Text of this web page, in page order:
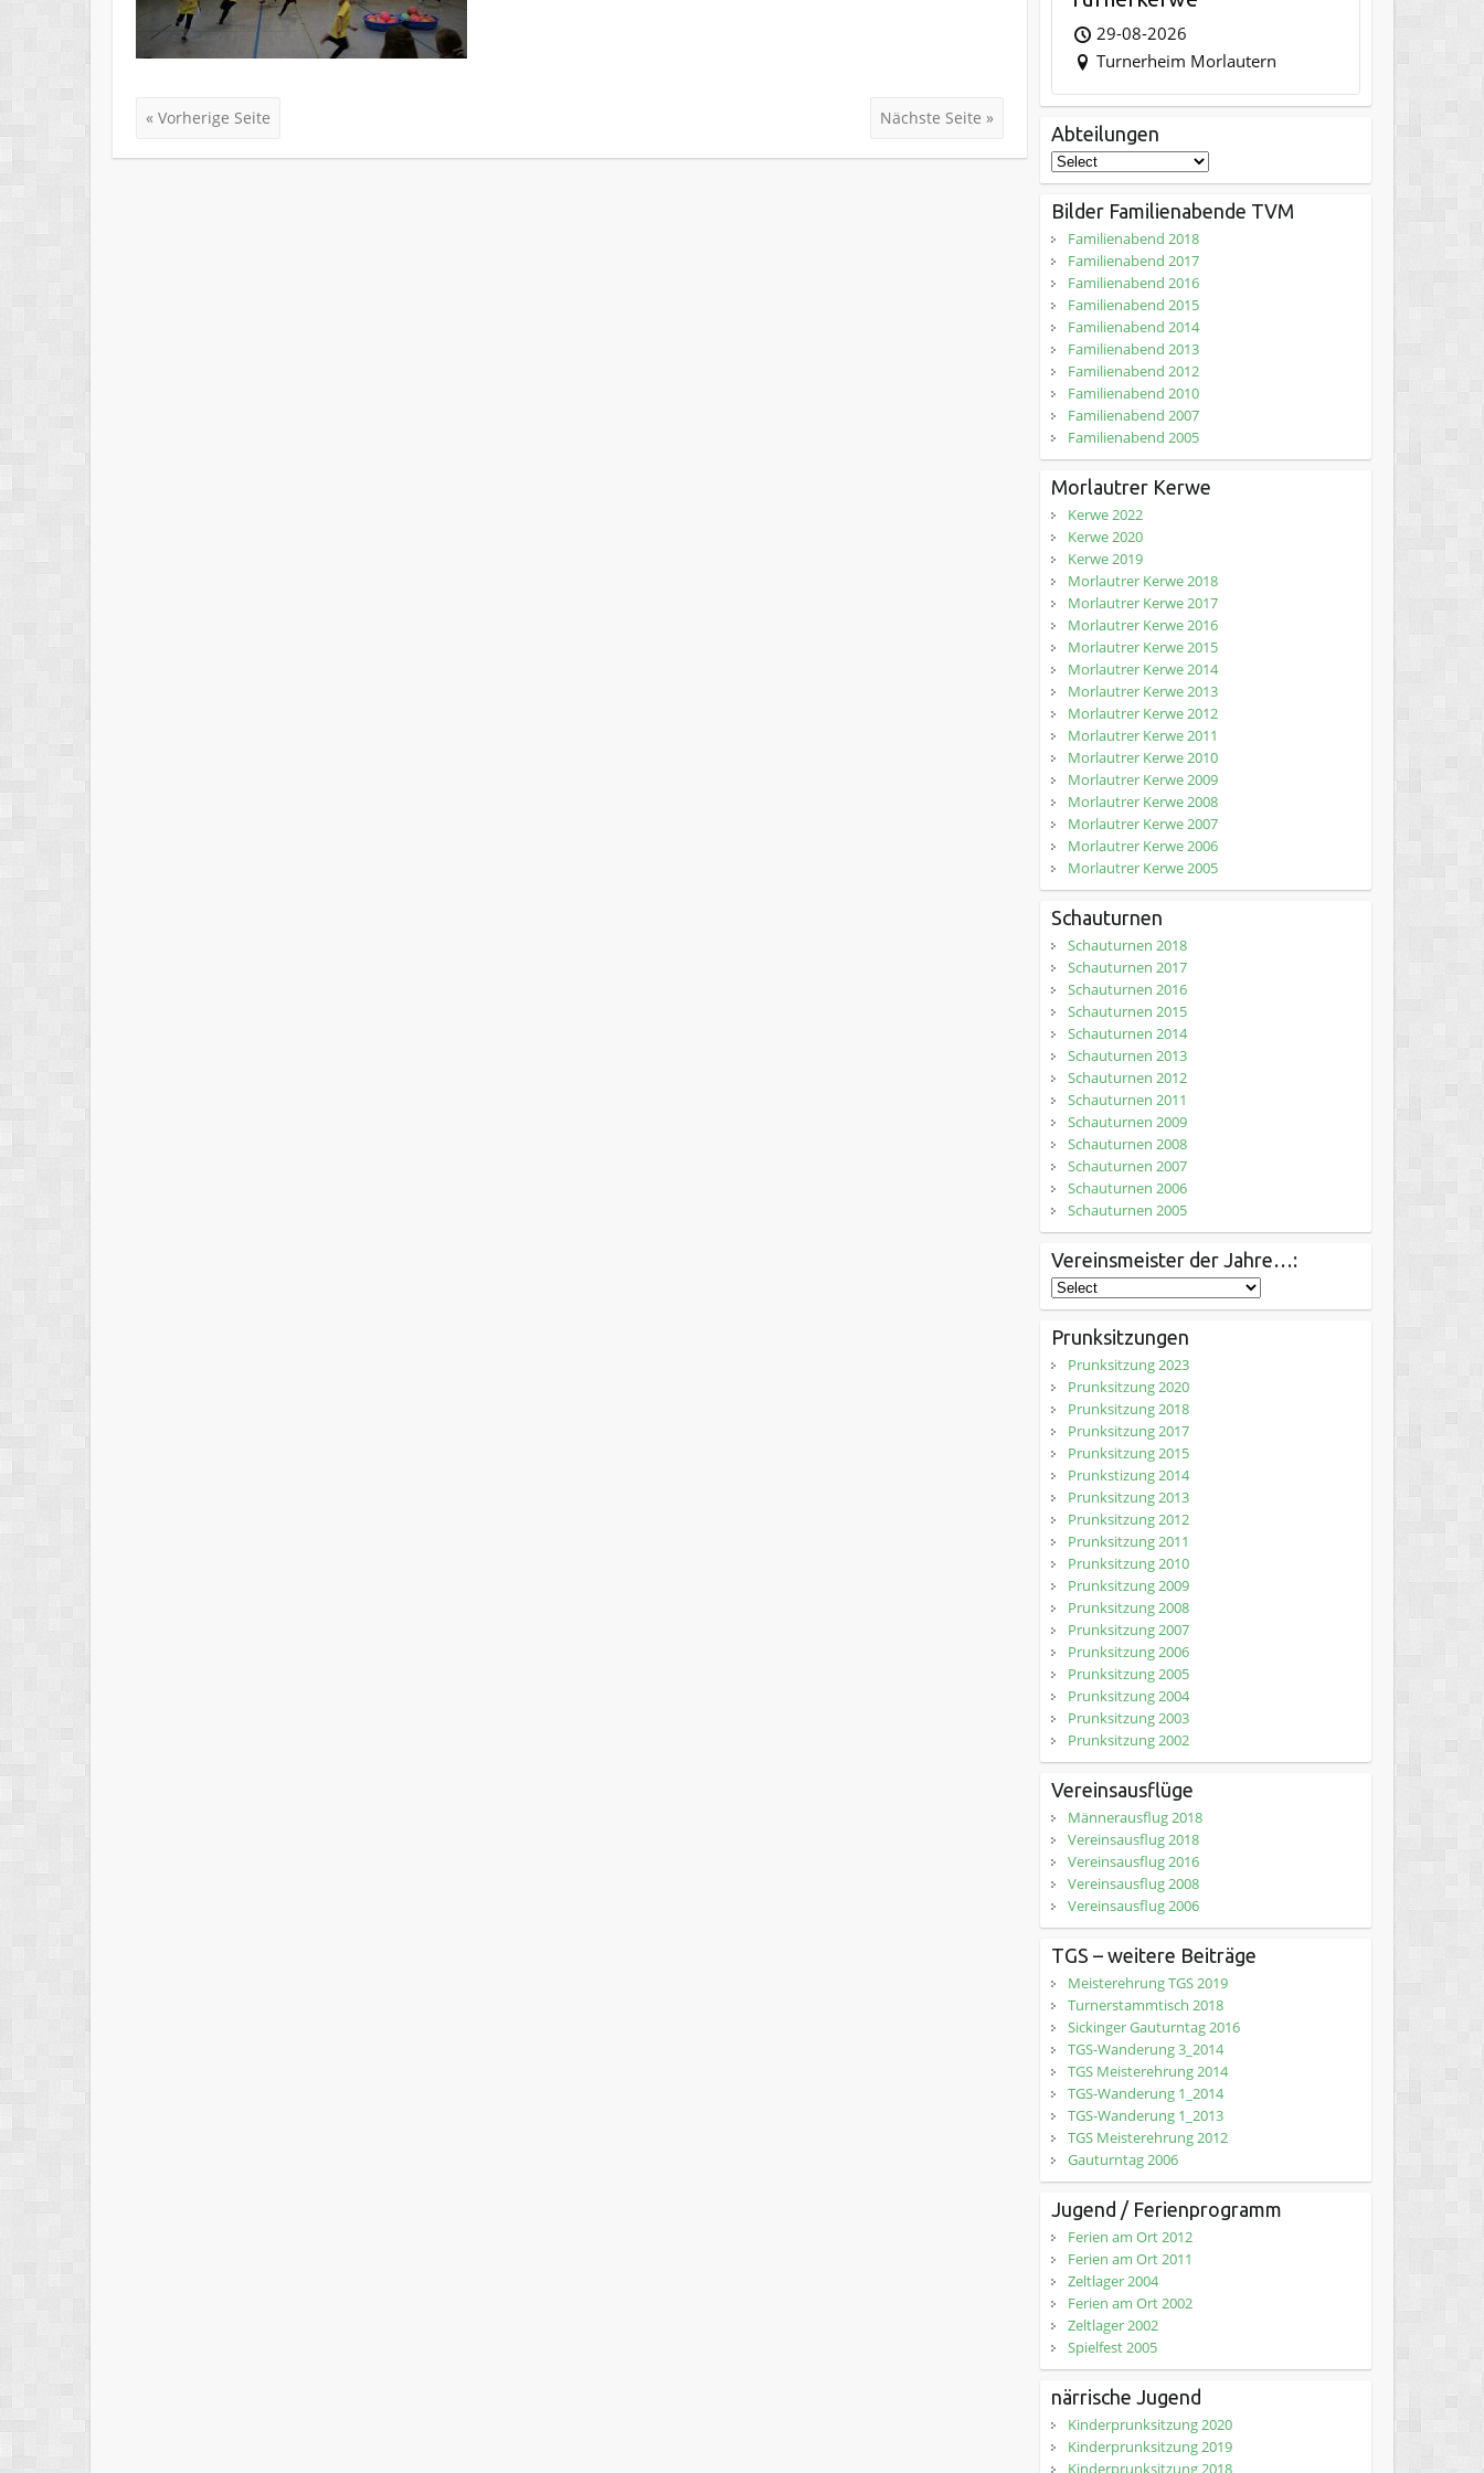
« Vorherige Seite Nächste Seite »
29-08-2026
Turnerheim Morlautern
Abteilungen
Bilder Familienabende TVM
Familienabend 2018
Familienabend 2017
Familienabend 2016
Familienabend 2015
Familienabend 2014
Familienabend 2013
Familienabend 2012
Familienabend 2010
Familienabend 2007
Familienabend 2005
Morlautrer Kerwe
Kerwe 2022
Kerwe 2020
Kerwe 2019
Morlautrer Kerwe 2018
Morlautrer Kerwe 2017
Morlautrer Kerwe 2016
Morlautrer Kerwe 2015
Morlautrer Kerwe 2014
Morlautrer Kerwe 2013
Morlautrer Kerwe 2012
Morlautrer Kerwe 2011
Morlautrer Kerwe 2010
Morlautrer Kerwe 2009
Morlautrer Kerwe 2008
Morlautrer Kerwe 2007
Morlautrer Kerwe 2006
Morlautrer Kerwe 2005
Schauturnen
Schauturnen 2018
Schauturnen 2017
Schauturnen 2016
Schauturnen 2015
Schauturnen 2014
Schauturnen 2013
Schauturnen 2012
Schauturnen 2011
Schauturnen 2009
Schauturnen 2008
Schauturnen 2007
Schauturnen 2006
Schauturnen 2005
Vereinsmeister der Jahre…:
Prunksitzungen
Prunksitzung 2023
Prunksitzung 2020
Prunksitzung 2018
Prunksitzung 2017
Prunksitzung 2015
Prunkstizung 2014
Prunksitzung 2013
Prunksitzung 2012
Prunksitzung 2011
Prunksitzung 2010
Prunksitzung 2009
Prunksitzung 2008
Prunksitzung 2007
Prunksitzung 2006
Prunksitzung 2005
Prunksitzung 2004
Prunksitzung 2003
Prunksitzung 2002
Vereinsausflüge
Männerausflug 2018
Vereinsausflug 2018
Vereinsausflug 2016
Vereinsausflug 2008
Vereinsausflug 2006
TGS – weitere Beiträge
Meisterehrung TGS 2019
Turnerstammtisch 2018
Sickinger Gauturntag 2016
TGS-Wanderung 3_2014
TGS Meisterehrung 2014
TGS-Wanderung 1_2014
TGS-Wanderung 1_2013
TGS Meisterehrung 2012
Gauturntag 2006
Jugend / Ferienprogramm
Ferien am Ort 2012
Ferien am Ort 2011
Zeltlager 2004
Ferien am Ort 2002
Zeltlager 2002
Spielfest 2005
närrische Jugend
Kinderprunksitzung 2020
Kinderprunksitzung 2019
Kinderprunksitzung 2018